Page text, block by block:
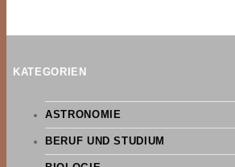
KATEGORIEN
ASTRONOMIE
BERUF UND STUDIUM